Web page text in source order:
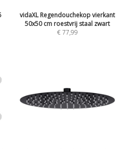
vidaXL Regendouchekop vierkant
50x50 cm roestvrij staal zwart
€ 77,99